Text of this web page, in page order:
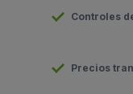
Controles
Precios